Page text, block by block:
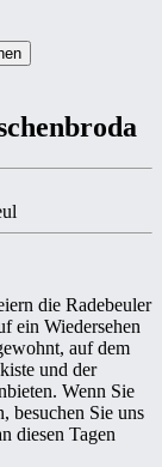
die Radebeuler
ein Wiedersehen
auf dem
und der
Wenn Sie
besuchen Sie uns
diesen Tagen